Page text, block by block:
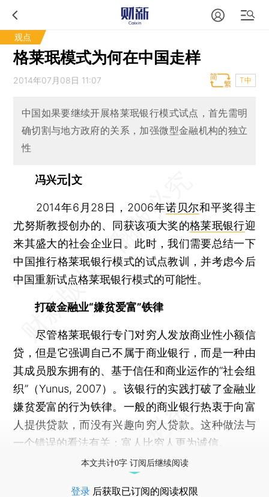
观点
格莱珉模式为何在中国走样
2014年07月08日 11:07 T中
中国如果要继续开展格莱珉银行模式试点，首先需明
确切割与地方政府的关系，加强微型金融机构的独立
性
冯兴元|文
2014年6月28日，2006年诺贝尔和平奖得主
尤努斯教授创办的、同获该项大奖的格莱珉银行迎
来其盛大的社会企业日。此时，我们需要总结一下
中国推行格莱珉银行模式的试点教训，并考虑今后
中国重新试点格莱珉银行模式的可能性。
打破金融业“嫌贫爱富”铁律
尽管格莱珉银行专门对穷人发放商业性小额信
贷，但是它强调自己不属于商业银行，而是一种由
其成员股东拥有的、基于信任和商业运作的“社会组
织”（Yunus, 2007）。该银行的实践打破了金融业
嫌贫爱富的行为铁律。一般的商业银行热衷于向富
人提供贷款，而没有兴趣向穷人贷款。这种做法与
一个错误的看法有关：富人比穷人更为诚信。
本文共计0字 订阅后继续阅读
登录 后获取已订阅的阅读权限